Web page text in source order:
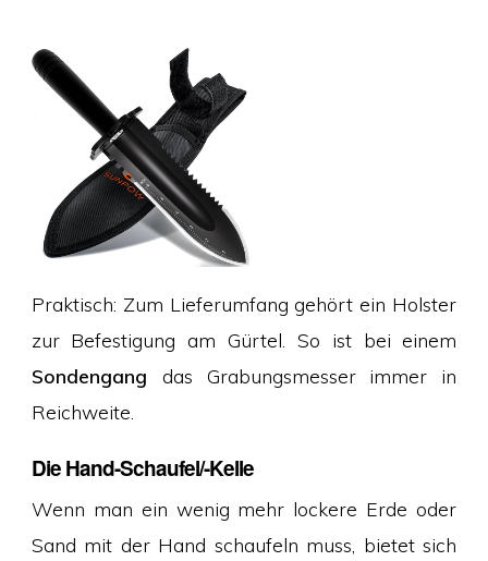
Praktisch: Zum Lieferumfang gehört ein Holster
zur Befestigung am Gürtel. So ist bei einem
Sondengang das Grabungsmesser immer in
Reichweite.
Die Hand-Schaufel/-Kelle
Wenn man ein wenig mehr lockere Erde oder
Sand mit der Hand schaufeln muss, bietet sich